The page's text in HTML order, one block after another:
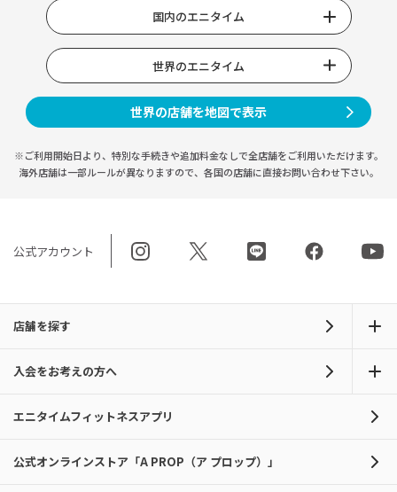
国内のエニタイム
世界のエニタイム
世界の店舗を地図で表示
※ご利用開始日より、特別な手続きや追加料金なしで全店舗をご利用いただけます。
海外店舗は一部ルールが異なりますので、 各国の店舗に直接お問い合わせ下さい。
公式アカウント
店舗を探す
入会をお考えの方へ
エニタイムフィットネスアプリ
公式オンラインストア「A PROP（ア プロップ）」